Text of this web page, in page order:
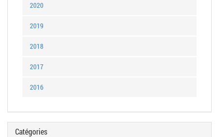
2020
2019
2018
2017
2016
Catégories